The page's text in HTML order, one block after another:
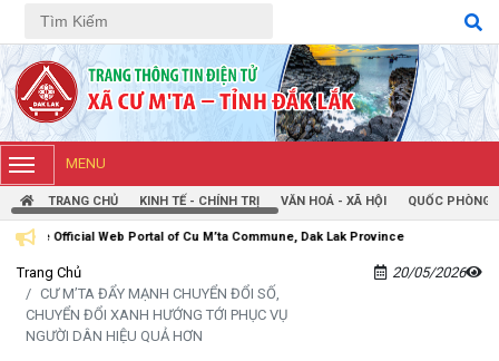
Tiếng Việt Tiếng Anh
MENU
TRANG CHỦ KINH TẾ - CHÍNH TRỊ VĂN HOÁ - XÃ HỘI QUỐC PHÒNG
of Cu M’ta Commune, Dak Lak Province
Trang Chủ
CƯ M’TA ĐẨY MẠNH CHUYỂN ĐỔI SỐ,
CHUYỂN ĐỔI XANH HƯỚNG TỚI PHỤC VỤ
NGƯỜI DÂN HIỆU QUẢ HƠN
20/05/2026